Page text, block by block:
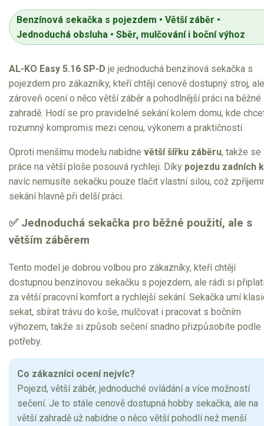
Nůžky na živý plot
Vysavače a foukače
Elektrocentrály
Štěpkovače a drtiče
Elektrické skútry
Elektrické tříkolky
Elektrické tříkolky pro seniory
Elektrické tříkolky pracovní
Elektrické čtyřkolky
Náhradní díly pro motorové pily
Zahradní traktory
Řetězové pily
Náhradní díly pro křovinořezy
Náhradní díly pro sekačky
Benzínová sekačka s pojezdem • Větší záběr •
Jednoduchá obsluha • Sběr, mulčování i boční výhoz
AL-KO Easy 5.16 SP-D je jednoduchá benzínová sekačka s
pojezdem pro zákazníky, kteří chtějí cenově dostupný stroj, ale
zároveň ocení o něco větší záběr a pohodlnější práci na běžné
zahradě. Hodí se pro pravidelné sekání kolem domu, kde
rozumný kompromis mezi cenou, výkonem a praktičností.
Oproti menšímu modelu nabídne větší šířku záběru, takže se
práce na větší ploše posouvá rychleji. Díky pojezdu zadních
navíc nemusíte sekačku pouze tlačit vlastní silou, což
sekání hlavně při delší práci.
✅ Jednoduchá sekačka pro běžné použití, ale s
větším záběrem
Tento model je dobrou volbou pro zákazníky, kteří chtějí
dostupnou benzínovou sekačku s pojezdem, ale rádi si
za větší pracovní komfort a rychlejší sekání. Sekačka umí
sekat, sbírat trávu do koše, mulčovat i pracovat s bočním
výhozem, takže si způsob sečení snadno přizpůsobíte podle
potřeby.
Co zákazníci ocení nejvíc?
Pojezd, větší záběr, jednoduché ovládání a více možností
sečení. Je to stále cenově dostupná hobby sekačka, ale na
větší zahradě už nabídne o něco větší pohodlí než menší